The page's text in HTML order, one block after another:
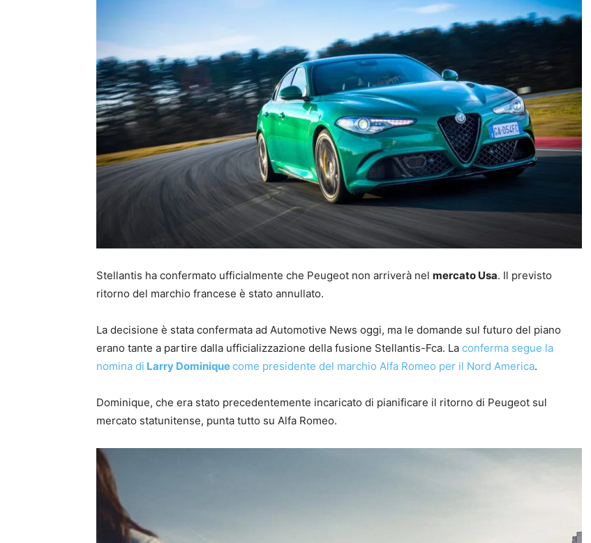
Stellantis ha confermato ufficialmente che Peugeot non arriverà nel mercato Usa. Il previsto
ritorno del marchio francese è stato annullato.
La decisione è stata confermata ad Automotive News oggi, ma le domande sul futuro del piano
erano tante a partire dalla ufficializzazione della fusione Stellantis-Fca. La conferma segue la
nomina di Larry Dominiquecome presidente del marchio Alfa Romeo per il Nord America.
Dominique, che era stato precedentemente incaricato di pianificare il ritorno di Peugeot sul
mercato statunitense, punta tutto su Alfa Romeo.